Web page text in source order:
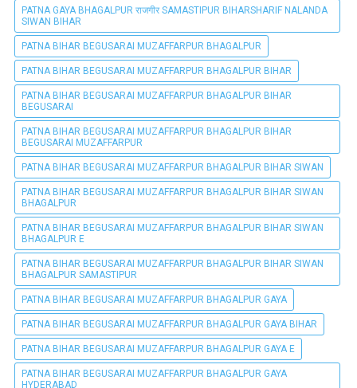
PATNA GAYA BHAGALPUR राजगीर SAMASTIPUR BIHARSHARIF NALANDA
SIWAN BIHAR
PATNA BIHAR BEGUSARAI MUZAFFARPUR BHAGALPUR
PATNA BIHAR BEGUSARAI MUZAFFARPUR BHAGALPUR BIHAR
PATNA BIHAR BEGUSARAI MUZAFFARPUR BHAGALPUR BIHAR
BEGUSARAI
PATNA BIHAR BEGUSARAI MUZAFFARPUR BHAGALPUR BIHAR
BEGUSARAI MUZAFFARPUR
PATNA BIHAR BEGUSARAI MUZAFFARPUR BHAGALPUR BIHAR SIWAN
PATNA BIHAR BEGUSARAI MUZAFFARPUR BHAGALPUR BIHAR SIWAN
BHAGALPUR
PATNA BIHAR BEGUSARAI MUZAFFARPUR BHAGALPUR BIHAR SIWAN
BHAGALPUR E
PATNA BIHAR BEGUSARAI MUZAFFARPUR BHAGALPUR BIHAR SIWAN
BHAGALPUR SAMASTIPUR
PATNA BIHAR BEGUSARAI MUZAFFARPUR BHAGALPUR GAYA
PATNA BIHAR BEGUSARAI MUZAFFARPUR BHAGALPUR GAYA BIHAR
PATNA BIHAR BEGUSARAI MUZAFFARPUR BHAGALPUR GAYA E
PATNA BIHAR BEGUSARAI MUZAFFARPUR BHAGALPUR GAYA
HYDERABAD